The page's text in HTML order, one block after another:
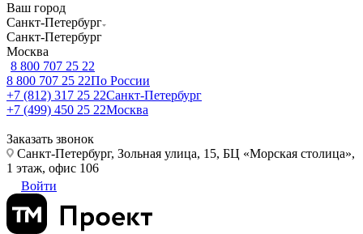
Ваш город
Санкт-Петербург
Санкт-Петербург
Москва
8 800 707 25 22
8 800 707 25 22По России
+7 (812) 317 25 22Санкт-Петербург
+7 (499) 450 25 22Москва
Заказать звонок
Санкт-Петербург, Зольная улица, 15, БЦ «Морская столица»,
1 этаж, офис 106
Войти